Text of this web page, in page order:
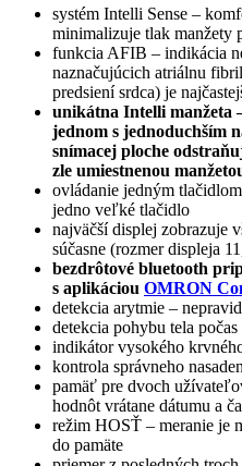
systém Intelli Sense –
minimalizuje tlak manžety
funkcia AFIB – indikácia
naznačujúcich atriálnu
predsiení srdca) je
unikátna Intelli manžeta
jednom s jednoduchším
snímacej ploche
zle umiestnenou
ovládanie jedným
jedno veľké tlačidlo
najväčší displej zobrazuje
súčasne (rozmer displeja
bezdrôtové bluetooth
s aplikáciou OMRON
detekcia arytmie –
detekcia pohybu tela počas
indikátor vysokého
kontrola správneho
pamäť pre dvoch
hodnôt vrátane dátumu a
režim HOSŤ – meranie je
do pamäte